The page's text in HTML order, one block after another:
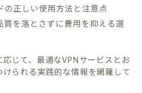
の正しい使用方法と注意点
質を落とさずに費用を抑える選
じて、最適なVPNサービスとお
られる実践的な情報を網羅して